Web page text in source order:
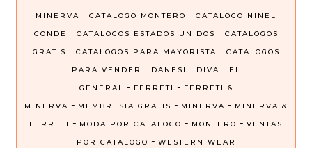
MINERVA - CATALOGO MONTERO - CATALOGO NINEL
CONDE
- CATALOGOS ESTADOS UNIDOS - CATALOGOS
GRATIS - CATALOGOS PARA MAYORISTA - CATALOGOS
PARA VENDER
- DANESI - DIVA - EL
GENERAL - FERRETI - FERRETI &
MINERVA - MEMBRESIA GRATIS - MINERVA - MINERVA &
FERRETI
- MODA POR CATALOGO - MONTERO - VENTAS
POR CATALOGO - WESTERN WEAR